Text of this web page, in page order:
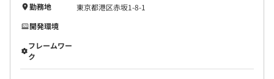
勤務地
東京都港区赤坂1-8-1
開発環境
フレームワー
ク